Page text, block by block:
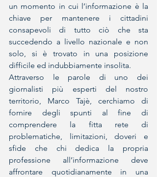
un momento in cui l’informazione è la
chiave per mantenere i cittadini
consapevoli di tutto ciò che sta
succedendo a livello nazionale e non
solo, si è trovato in una posizione
difficile ed indubbiamente insolita.
Attraverso le parole di uno dei
giornalisti più esperti del nostro
territorio, Marco Tajè, cerchiamo di
fornire degli spunti al fine di
comprendere la fitta rete di
problematiche, limitazioni, doveri e
sfide che chi dedica la propria
professione all’informazione deve
affrontare quotidianamente in una